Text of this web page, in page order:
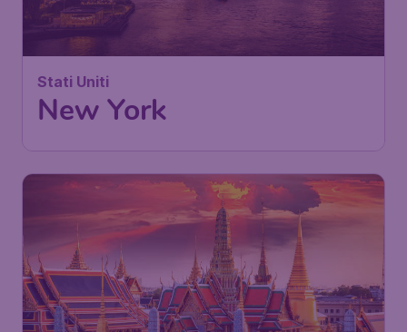
Stati Uniti
New York